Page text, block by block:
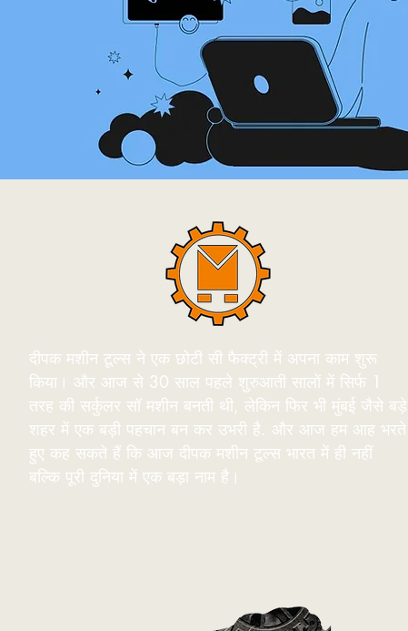
दीपक मशीन टूल्स ने एक छोटी सी फैक्ट्री में अपना काम शुरू
किया। और आज से 30 साल पहले शुरुआती सालों में सिर्फ 1
तरह की सर्कुलर सॉ मशीन बनती थी, लेकिन फिर भी मुंबई जैसे बड़े
शहर में एक बड़ी पहचान बन कर उभरी है. और आज हम आह भरते
हुए कह सकते हैं कि आज दीपक मशीन टूल्स भारत में ही नहीं
बल्कि पूरी दुनिया में एक बड़ा नाम है।